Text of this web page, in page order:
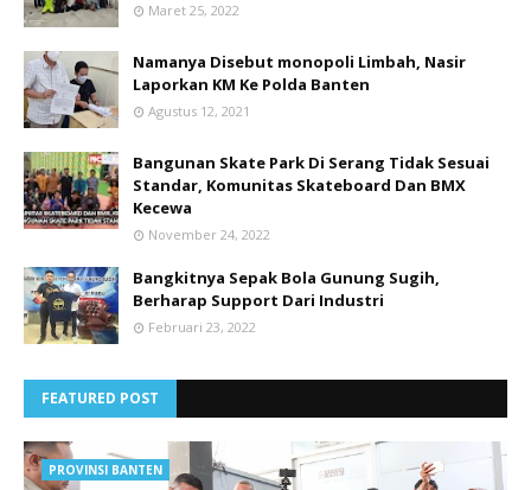
Maret 25, 2022
Namanya Disebut monopoli Limbah, Nasir
Laporkan KM Ke Polda Banten
Agustus 12, 2021
Bangunan Skate Park Di Serang Tidak Sesuai
Standar, Komunitas Skateboard Dan BMX
Kecewa
November 24, 2022
Bangkitnya Sepak Bola Gunung Sugih,
Berharap Support Dari Industri
Februari 23, 2022
FEATURED POST
PROVINSI BANTEN